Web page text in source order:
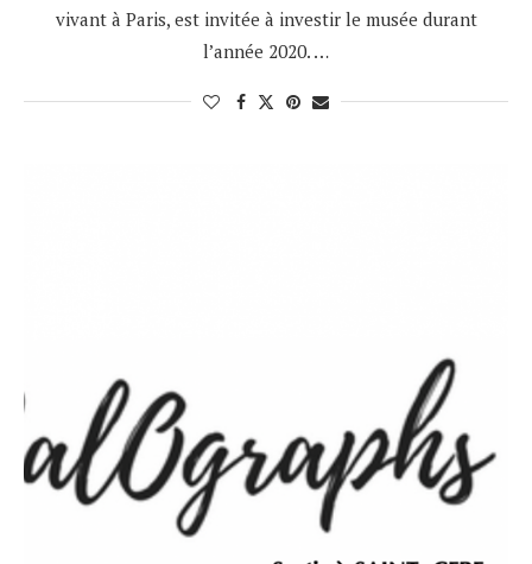
vivant à Paris, est invitée à investir le musée durant
l’année 2020. …